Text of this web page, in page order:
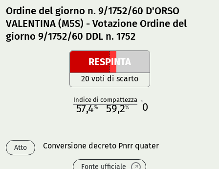
Ordine del giorno n. 9/1752/60 D'ORSO
VALENTINA (M5S) - Votazione Ordine del
giorno 9/1752/60 DDL n. 1752
RESPINTA
20 voti di scarto
Indice di compattezza
57,4% 59,2% 0
Atto Conversione decreto Pnrr quater
Fonte ufficiale